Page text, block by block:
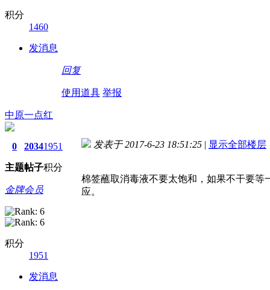
积分
1460
发消息
回复
使用道具 举报
中原一点红
0
主题
2034
帖子
1951
积分
金牌会员
积分
1951
发消息
发表于 2017-6-23 18:51:25 | 显示全部楼层
棉签蘸取消毒液不要太饱和，如果不干要
应。